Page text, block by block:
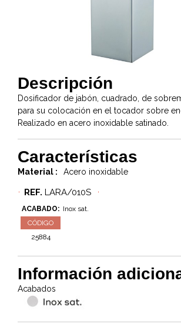
Descripción
Dosificador de jabón, cuadrado, de
para su colocación en el tocador sobre
Realizado en acero inoxidable satinado.
Características
Material : Acero inoxidable
REF. LARA/010S
ACABADO: Inox sat.
CÓDIGO
25884
Información
Acabados